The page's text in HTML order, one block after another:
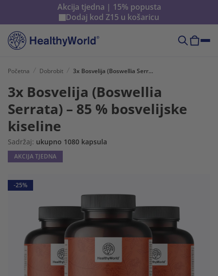
Akcija tjedna | 15% popusta
Dodaj kod Z15 u košaricu
Početna Dobrobit 3x Bosvelija (Boswellia Serrata) – 85 % bosvelijske kiseline
3x Bosvelija (Boswellia
Serrata) – 85 % bosvelijske
kiseline
Sadržaj: ukupno 1080 kapsula
AKCIJA TJEDNA
-25%